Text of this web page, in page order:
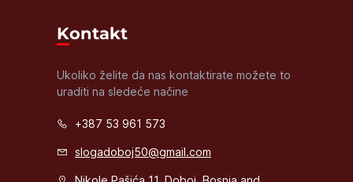
Kontakt
Ukoliko želite da nas kontaktirate možete to
uraditi na sledeće načine
+387 53 961 573
slogadoboj50@gmail.com